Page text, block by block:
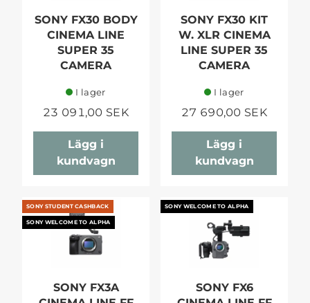
SONY FX30 BODY
CINEMA LINE
SUPER 35
CAMERA
I lager
23 091,00 SEK
Lägg i
kundvagn
SONY FX30 KIT
W. XLR CINEMA
LINE SUPER 35
CAMERA
I lager
27 690,00 SEK
Lägg i
kundvagn
SONY STUDENT CASHBACK
SONY WELCOME TO ALPHA
SONY FX3A
SONY WELCOME TO ALPHA
SONY FX6